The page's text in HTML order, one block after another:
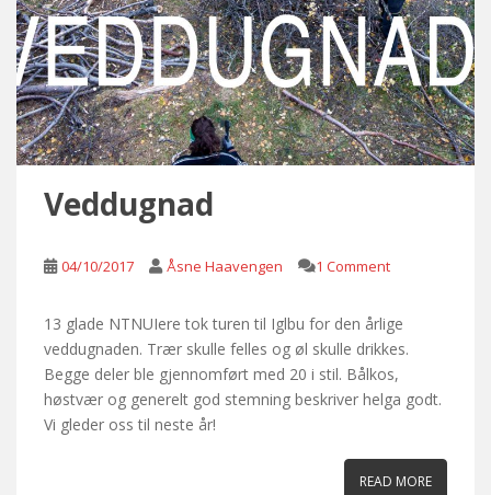
Veddugnad
04/10/2017 Åsne Haavengen 1 Comment
13 glade NTNUIere tok turen til Iglbu for den årlige
veddugnaden. Trær skulle felles og øl skulle drikkes.
Begge deler ble gjennomført med 20 i stil. Bålkos,
høstvær og generelt god stemning beskriver helga godt.
Vi gleder oss til neste år!
READ MORE